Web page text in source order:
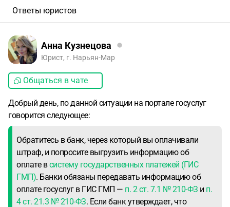
Ответы юристов
Анна Кузнецова
Юрист, г. Нарьян-Мар
Общаться в чате
Добрый день, по данной ситуации на портале госуслуг
говорится следующее:
Обратитесь в банк, через который вы оплачивали
штраф, и попросите выгрузить информацию об
оплате всистему государственных платежей (ГИС
ГМП). Банки обязаны передавать информацию об
оплате госуслуг в ГИС ГМП — п. 2 ст. 7.1 № 210-ФЗ и п.
4 ст. 21.3 № 210-ФЗ. Если банк утверждает, что